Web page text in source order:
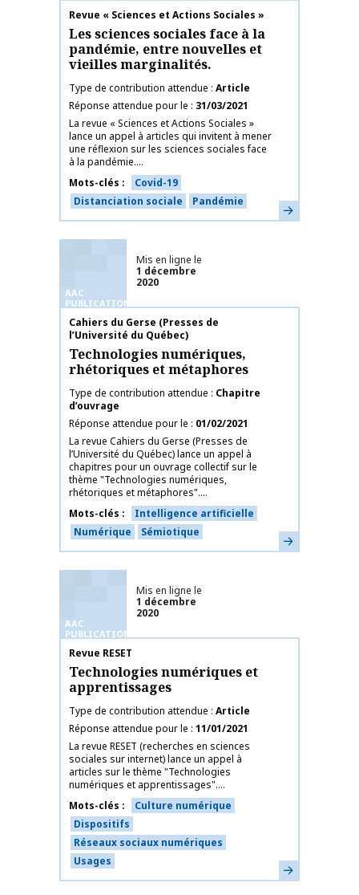
Nom de la publication
Revue « Sciences et Actions Sociales »
Les sciences sociales face à la
pandémie, entre nouvelles et
vieilles marginalités.
Type de contribution attendue Article
Réponse attendue pour le
31/03/2021
La revue « Sciences et Actions Sociales »
lance un appel à articles qui invitent à mener
une réflexion sur les sciences sociales face
à la pandémie....
Mots-clés
Covid-19
Distanciation sociale
Pandémie En savoir plus
AAC
PUBLICATIONS
Mis en ligne le
1 décembre
2020
Nom de la publication
Cahiers du Gerse (Presses de
l’Université du Québec)
Technologies numériques,
rhétoriques et métaphores
Type de contribution attendue
Chapitre
d’ouvrage
Réponse attendue pour le
01/02/2021
La revue Cahiers du Gerse (Presses de
l’Université du Québec) lance un appel à
chapitres pour un ouvrage collectif sur le
thème "Technologies numériques,
rhétoriques et métaphores"....
Mots-clés
Intelligence artificielle
Numérique
Sémiotique En savoir plus
AAC
PUBLICATIONS
Mis en ligne le
1 décembre
2020
Nom de la publication
Revue RESET
Technologies numériques et
apprentissages
Type de contribution attendue Article
Réponse attendue pour le 11/01/2021
La revue RESET (recherches en sciences
sociales sur internet) lance un appel à
articles sur le thème "Technologies
numériques et apprentissages"....
Mots-clés
Culture numérique
Dispositifs
Réseaux sociaux numériques
Usages
En savoir plus